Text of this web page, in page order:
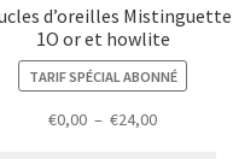
d’oreilles Mistinguette
1O or et howlite
TARIF SPÉCIAL ABONNÉ
€0,00 – €24,00Plage